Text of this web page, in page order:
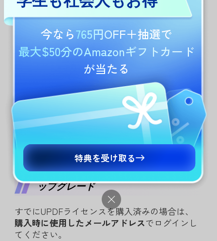
ステップ 3：ライセンスの確認とア
ップグレード
すでにUPDFライセンスを購入済みの場合は、
購入時に使用したメールアドレスでログインし
てください。
今なら765円OFF＋抽選で
最大$50分のAmazonギフトカード
が当たる
特典を受け取る